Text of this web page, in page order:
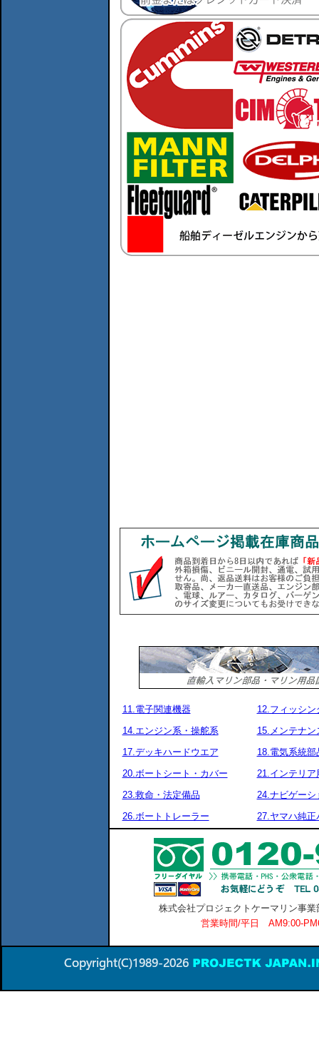
11.電子関連機器
12.フィッシン
14.エンジン系・操舵系
15.メンテナン
17.デッキハードウエア
18.電気系統部
20.ボートシート・カバー
21.インテリア
23.救命・法定備品
24.ナビゲーシ
26.ボートトレーラー
27.ヤマハ純正
株式会社プロジェクトケーマリン事
営業時間/平日 AM9:00-